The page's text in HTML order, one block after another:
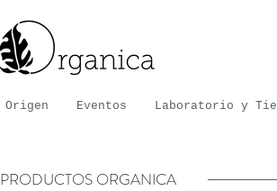
Origen Eventos Laboratorio y
PRODUCTOS ORGANICA